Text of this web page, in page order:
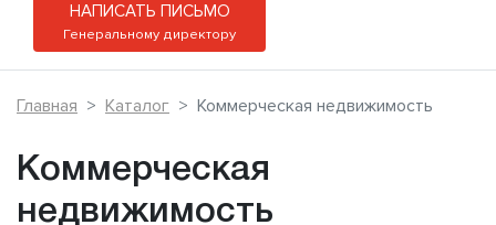
НАПИСАТЬ ПИСЬМО
Генеральному директору
Главная Каталог Коммерческая недвижимость
Коммерческая
недвижимость